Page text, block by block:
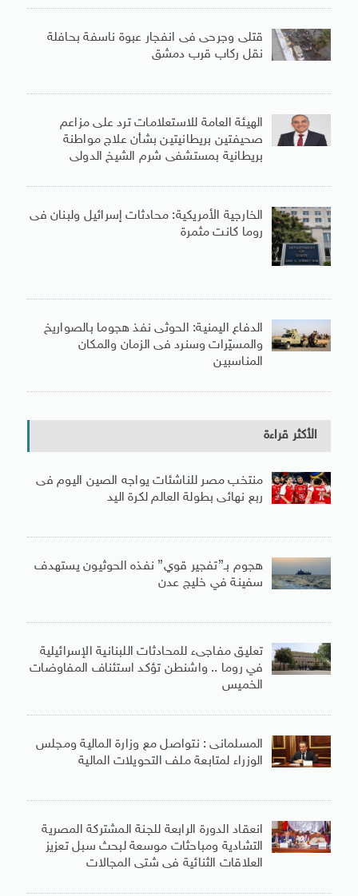
قتلى وجرحى فى انفجار عبوة ناسفة بحافلة
نقل ركاب قرب دمشق
الهيئة العامة للاستعلامات ترد على مزاعم
صحيفتين بريطانيتين بشأن علاج مواطنة
بريطانية بمستشفى شرم الشيخ الدولى
الخارجية الأمريكية: محادثات إسرائيل ولبنان فى
روما كانت مثمرة
الدفاع اليمنية: الحوثى نفذ هجوما بالصواريخ
والمسيّرات وسنرد فى الزمان والمكان
المناسبين
الأكثر قراءة
منتخب مصر للناشئات يواجه الصين اليوم فى
ربع نهائى بطولة العالم لكرة اليد
هجوم بـ”تفجير قوي” نفذه الحوثيون يستهدف
سفينة في خليج عدن
تعليق مفاجىء للمحادثات اللبنانية الإسرائيلية
في روما .. واشنطن تؤكد استئناف المفاوضات
الخميس
المسلمانى : نتواصل مع وزارة المالية ومجلس
الوزراء لمتابعة ملف التحويلات المالية
انعقاد الدورة الرابعة للجنة المشتركة المصرية
التشادية ومباحثات موسعة لبحث سبل تعزيز
العلاقات الثنائية فى شتى المجالات